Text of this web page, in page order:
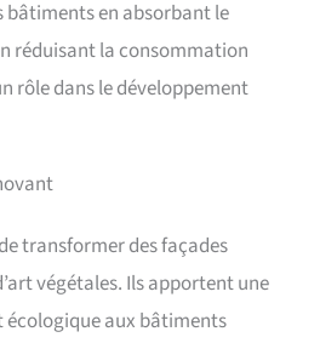
bâtiments en absorbant le
réduisant la consommation
rôle dans le développement
transformer des façades
végétales. Ils apportent une
aux bâtiments